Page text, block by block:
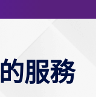
服務